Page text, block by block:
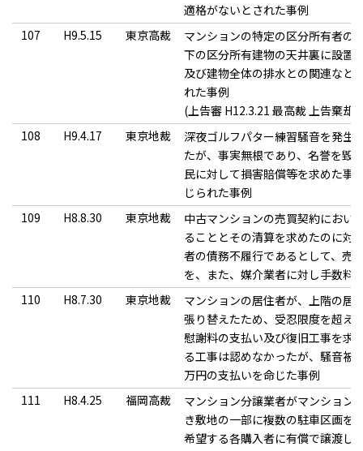
適格がないとされた事例
107
H9.5.15 東京高裁
マンションの特定の区分所有者の
下の区分所有建物の天井裏に設置
及び建物全体の排水との関連など
れた事例
(上告審 H12.3.21 最高裁 上告棄却
108
H9.4.17 東京地裁
深夜ゴルフパター練習騒音を発生
たが、事実無根であり、名誉を毀
民に対して損害賠償等を求めた事
じられた事例
109
H8.8.30 東京地裁
中古マンションの売買契約におい
ることとその清算を求めたのに対
者の債務不履行であるとして、売
を、また、媒介業者に対し手数料
110
H8.7.30 東京地裁
マンションの居住者が、上階の居
張り替えたため、受忍限度を超え
慰謝料の支払い及び復旧工事を求
る工事は認めなかったが、騒音被
万円の支払いを命じた事例
111
H8.4.25 福岡高裁
マンション分譲業者がマンション
き敷地の一部に複数の駐車区画を
希望する各購入者に有償で譲渡し